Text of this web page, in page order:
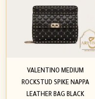
VALENTINO MEDIUM
ROCKSTUD SPIKE NAPPA
LEATHER BAG BLACK